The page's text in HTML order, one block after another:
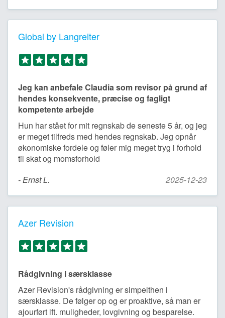
Global by Langreiter
Jeg kan anbefale Claudia som revisor på grund af
hendes konsekvente, præcise og fagligt
kompetente arbejde
Hun har stået for mit regnskab de seneste 5 år, og jeg
er meget tilfreds med hendes regnskab. Jeg opnår
økonomiske fordele og føler mig meget tryg i forhold
til skat og momsforhold
- Ernst L.
2025-12-23
Azer Revision
Rådgivning i særsklasse
Azer Revision's rådgivning er simpelthen i
særsklasse. De følger op og er proaktive, så man er
ajourført ift. muligheder, lovgivning og besparelse.